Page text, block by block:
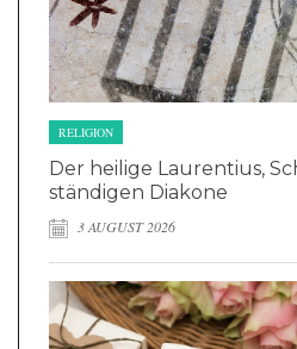
RELIGION
Der heilige Laurentius,
ständigen Diakone
3 AUGUST 2026